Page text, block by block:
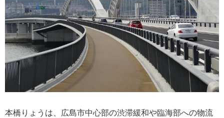
本橋りょうは、広島市中心部の渋滞緩和や臨海部への物流